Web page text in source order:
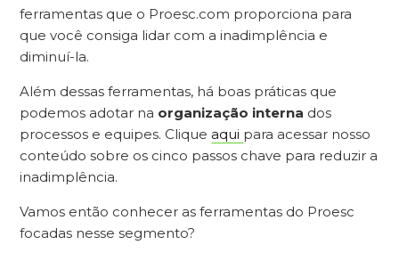
ferramentas que o Proesc.com proporciona para
que você consiga lidar com a inadimplência e
diminuí-la.
Além dessas ferramentas, há boas práticas que
podemos adotar na organização interna dos
processos e equipes. Clique aqui para acessar nosso
conteúdo sobre os cinco passos chave para reduzir a
inadimplência.
Vamos então conhecer as ferramentas do Proesc
focadas nesse segmento?